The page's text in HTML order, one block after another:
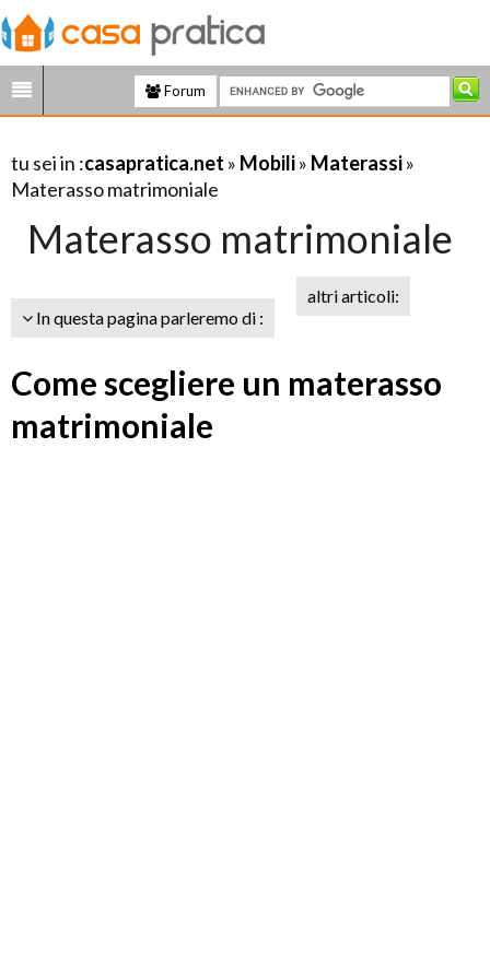
Forum
tu sei in :casapratica.net » Mobili» Materassi»
Materasso matrimoniale
Materasso matrimoniale
In questa pagina parleremo di :
altri articoli:
Come scegliere un materasso
matrimoniale